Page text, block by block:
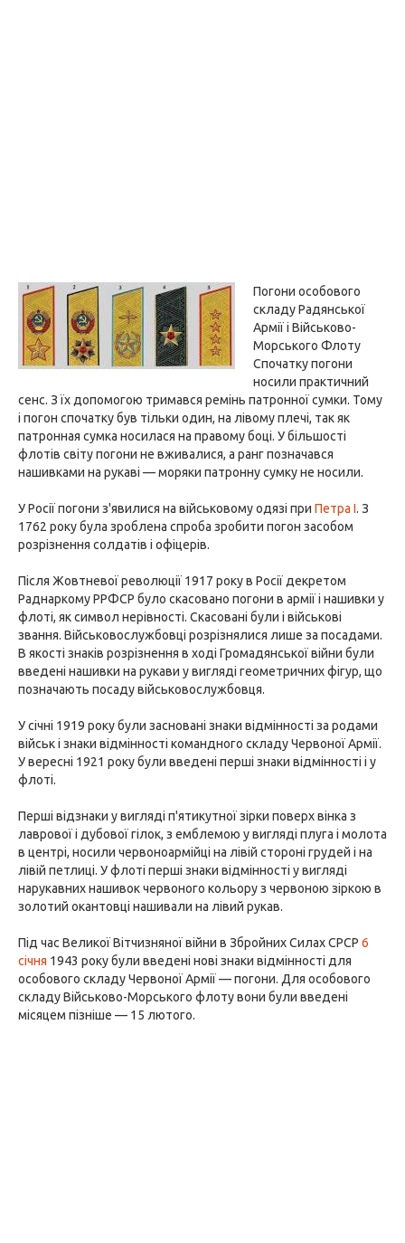
Погони особового
складу Радянської
Армії і Військово-
Морського Флоту
Спочатку погони
носили практичний
сенс. З їх допомогою тримався ремінь патронної сумки. Тому
і погон спочатку був тільки один, на лівому плечі, так як
патронная сумка носилася на правому боці. У більшості
флотів світу погони не вживалися, а ранг позначався
нашивками на рукаві — моряки патронну сумку не носили.
У Росії погони з'явилися на військовому одязі при Петра I. З
1762 року була зроблена спроба зробити погон засобом
розрізнення солдатів і офіцерів.
Після Жовтневої революції 1917 року в Росії декретом
Раднаркому РРФСР було скасовано погони в армії і нашивки у
флоті, як символ нерівності. Скасовані були і військові
звання. Військовослужбовці розрізнялися лише за посадами.
В якості знаків розрізнення в ході Громадянської війни були
введені нашивки на рукави у вигляді геометричних фігур, що
позначають посаду військовослужбовця.
У січні 1919 року були засновані знаки відмінності за родами
військ і знаки відмінності командного складу Червоної Армії.
У вересні 1921 року були введені перші знаки відмінності і у
флоті.
Перші відзнаки у вигляді п'ятикутної зірки поверх вінка з
лаврової і дубової гілок, з емблемою у вигляді плуга і молота
в центрі, носили червоноармійці на лівій стороні грудей і на
лівій петлиці. У флоті перші знаки відмінності у вигляді
нарукавних нашивок червоного кольору з червоною зіркою в
золотий окантовці нашивали на лівий рукав.
Під час Великої Вітчизняної війни в Збройних Силах СРСР 6
січня 1943 року були введені нові знаки відмінності для
особового складу Червоної Армії — погони. Для особового
складу Військово-Морського флоту вони були введені
місяцем пізніше — 15 лютого.